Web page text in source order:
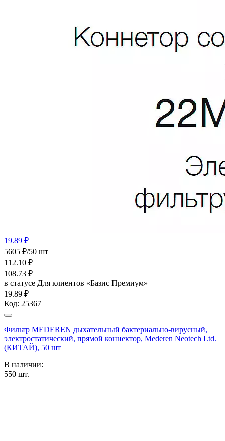
19.89 ₽
5605 ₽/50 шт
112.10 ₽
108.73 ₽
в статусе Для клиентов «Базис Премиум»
19.89 ₽
Код: 25367
Фильтр MEDEREN дыхательный бактериально-вирусный,
электростатический, прямой коннектор, Mederen Neotech Ltd.
(КИТАЙ), 50 шт
В наличии:
550 шт.